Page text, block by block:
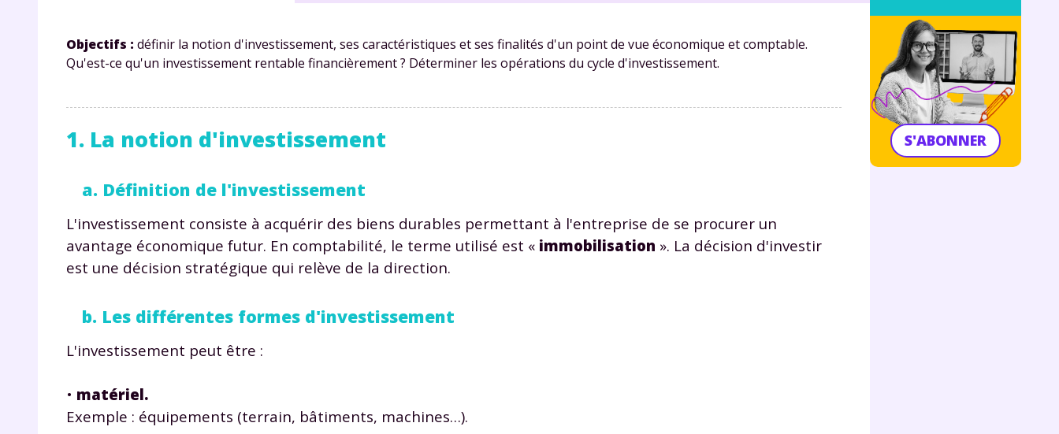
Objectifs : définir la notion d'investissement, ses caractéristiques et ses finalités d'un point de vue économique et comptable.
Qu'est-ce qu'un investissement rentable financièrement ? Déterminer les opérations du cycle d'investissement.
1. La notion d'investissement
a. Définition de l'investissement
L'investissement consiste à acquérir des biens durables permettant à l'entreprise de se procurer un
avantage économique futur. En comptabilité, le terme utilisé est « immobilisation ». La décision d'investir
est une décision stratégique qui relève de la direction.
b. Les différentes formes d'investissement
L'investissement peut être :
• matériel.
Exemple : équipements (terrain, bâtiments, machines…).
S'ABONNER